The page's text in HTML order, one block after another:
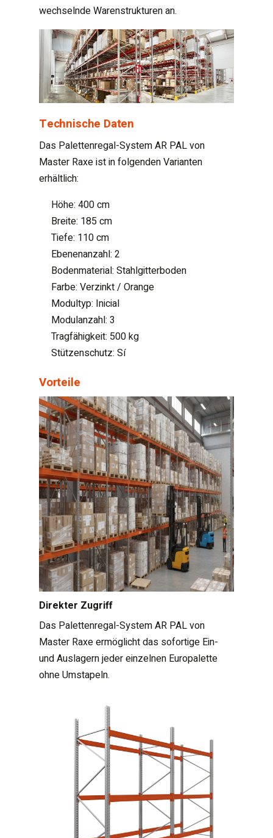
wechselnde Warenstrukturen an.
Technische Daten
Das Palettenregal-System AR PAL von
Master Raxe ist in folgenden Varianten
erhältlich:
Höhe: 400 cm
Breite: 185 cm
Tiefe: 110 cm
Ebenenanzahl: 2
Bodenmaterial: Stahlgitterboden
Farbe: Verzinkt / Orange
Modultyp: Inicial
Modulanzahl: 3
Tragfähigkeit: 500 kg
Stützenschutz: Sí
Vorteile
Direkter Zugriff
Das Palettenregal-System AR PAL von
Master Raxe ermöglicht das sofortige Ein-
und Auslagern jeder einzelnen Europalette
ohne Umstapeln.